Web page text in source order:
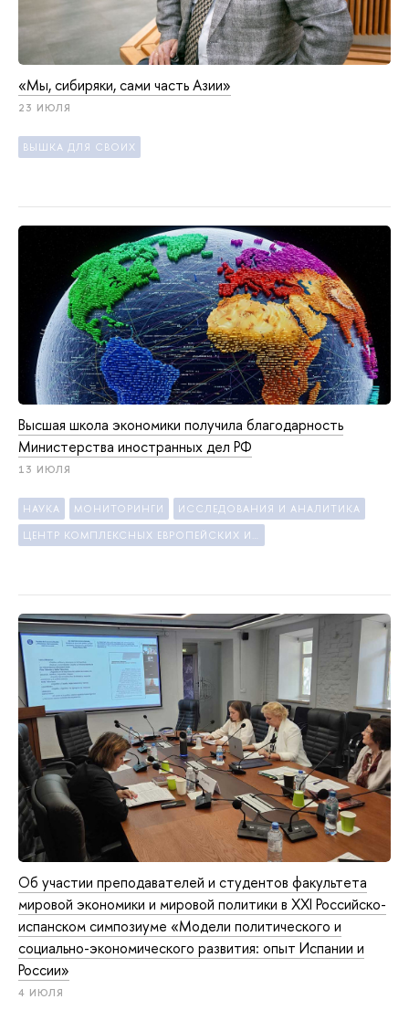
«Мы, сибиряки, сами часть Азии»
23 ИЮЛЯ
ВЫШКА ДЛЯ СВОИХ
Высшая школа экономики получила благодарность
Министерства иностранных дел РФ
13 ИЮЛЯ
НАУКА МОНИТОРИНГИ ИССЛЕДОВАНИЯ И АНАЛИТИКА
Об участии преподавателей и студентов факультета
мировой экономики и мировой политики в XXI Российско-
испанском симпозиуме «Модели политического и
социально-экономического развития: опыт Испании и
России»
4 ИЮЛЯ